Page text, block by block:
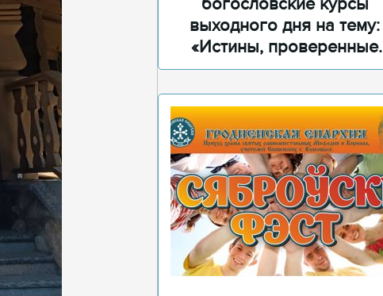
богословские курсы
выходного дня на тему:
«Истины, проверенные
временем»